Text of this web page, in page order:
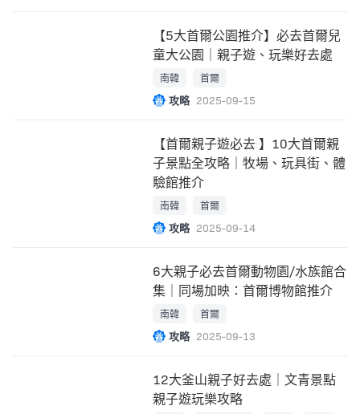
【5大首爾公園推介】必去首爾兒
童大公園｜親子遊、玩樂好去處
南韓 首爾
攻略 2025-09-15
【首爾親子遊必去 】10大首爾親
子景點全攻略｜牧場、玩具街、體
驗館推介
南韓 首爾
攻略 2025-09-14
6大親子必去首爾動物園/水族館合
集｜同場加映：首爾博物館推介
南韓 首爾
攻略 2025-09-13
12大釜山親子好去處｜文青景點
親子遊玩樂攻略